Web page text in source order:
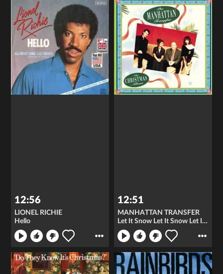
12:56
LIONEL RICHIE
Hello
12:51
MANHATTAN TRANSFER
Let It Snow Let It Snow Let It Snow